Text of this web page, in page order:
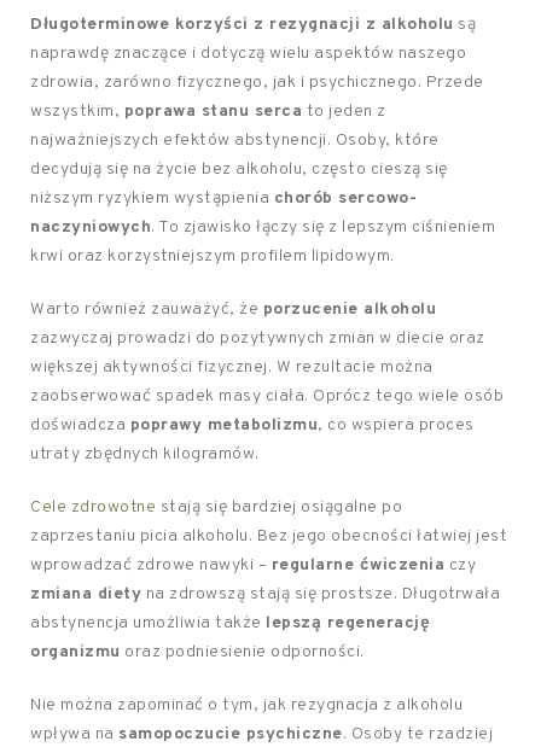
Długoterminowe korzyści z rezygnacji z alkoholu są
naprawdę znaczące i dotyczą wielu aspektów naszego
zdrowia, zarówno fizycznego, jak i psychicznego. Przede
wszystkim, poprawa stanu serca to jeden z
najważniejszych efektów abstynencji. Osoby, które
decydują się na życie bez alkoholu, często cieszą się
niższym ryzykiem wystąpienia chorób sercowo-
naczyniowych. To zjawisko łączy się z lepszym ciśnieniem
krwi oraz korzystniejszym profilem lipidowym.
Warto również zauważyć, że porzucenie alkoholu
zazwyczaj prowadzi do pozytywnych zmian w diecie oraz
większej aktywności fizycznej. W rezultacie można
zaobserwować spadek masy ciała. Oprócz tego wiele osób
doświadcza poprawy metabolizmu, co wspiera proces
utraty zbędnych kilogramów.
Cele zdrowotne stają się bardziej osiągalne po
zaprzestaniu picia alkoholu. Bez jego obecności łatwiej jest
wprowadzać zdrowe nawyki – regularne ćwiczenia czy
zmiana diety na zdrowszą stają się prostsze. Długotrwała
abstynencja umożliwia także lepszą regenerację
organizmu oraz podniesienie odporności.
Nie można zapominać o tym, jak rezygnacja z alkoholu
wpływa na samopoczucie psychiczne. Osoby te rzadziej